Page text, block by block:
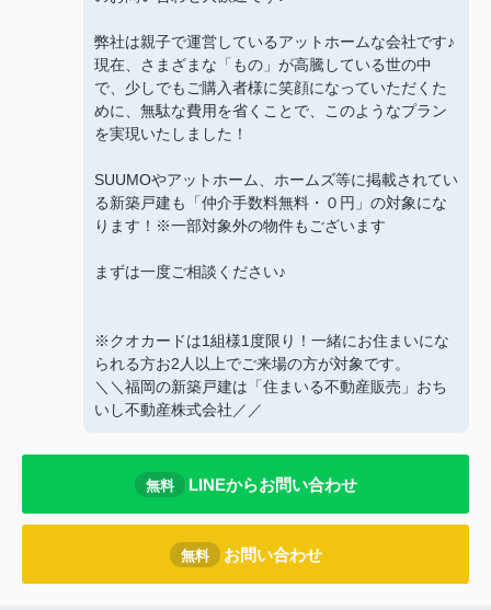
弊社は親子で運営しているアットホームな会社です♪
現在、さまざまな「もの」が高騰している世の中
で、少しでもご購入者様に笑顔になっていただくた
めに、無駄な費用を省くことで、このようなプラン
を実現いたしました！
SUUMOやアットホーム、ホームズ等に掲載されてい
る新築戸建も「仲介手数料無料・０円」の対象にな
ります！※一部対象外の物件もございます
まずは一度ご相談ください♪
※クオカードは1組様1度限り！一緒にお住まいにな
られる方お2人以上でご来場の方が対象です。
＼＼福岡の新築戸建は「住まいる不動産販売」おち
いし不動産株式会社／／
無料 LINEからお問い合わせ
無料 お問い合わせ